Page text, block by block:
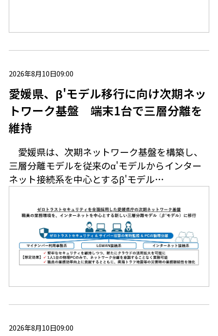
2026年8月10日09:00
愛媛県、β'モデル移行に向け次期ネッ
トワーク基盤 端末1台で三層分離を
維持
愛媛県は、次期ネットワーク基盤を構築し、
三層分離モデルを従来のα'モデルからインター
ネット接続系を中心とするβ'モデル…
2026年8月10日09:00